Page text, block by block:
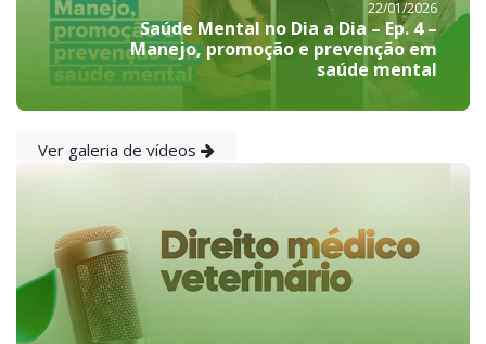
22/01/2026
Saúde Mental no Dia a Dia – Ep. 4 –
Manejo, promoção e prevenção em
saúde mental
Ver galeria de vídeos